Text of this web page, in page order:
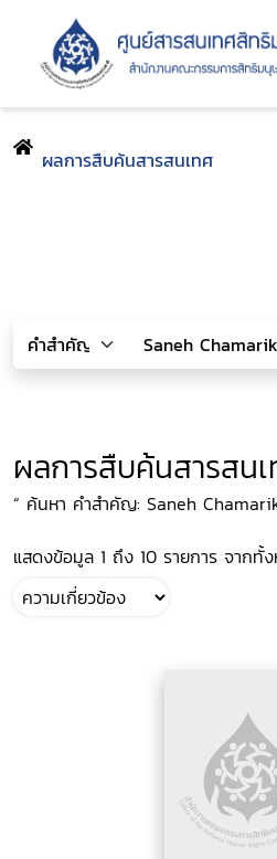
ผลการสืบค้นสารสนเทศ
ผลการสืบค้นสารสน
“ ค้นหา คำสำคัญ: Saneh
แสดงข้อมูล 1 ถึง 10 รายการ จากทั้